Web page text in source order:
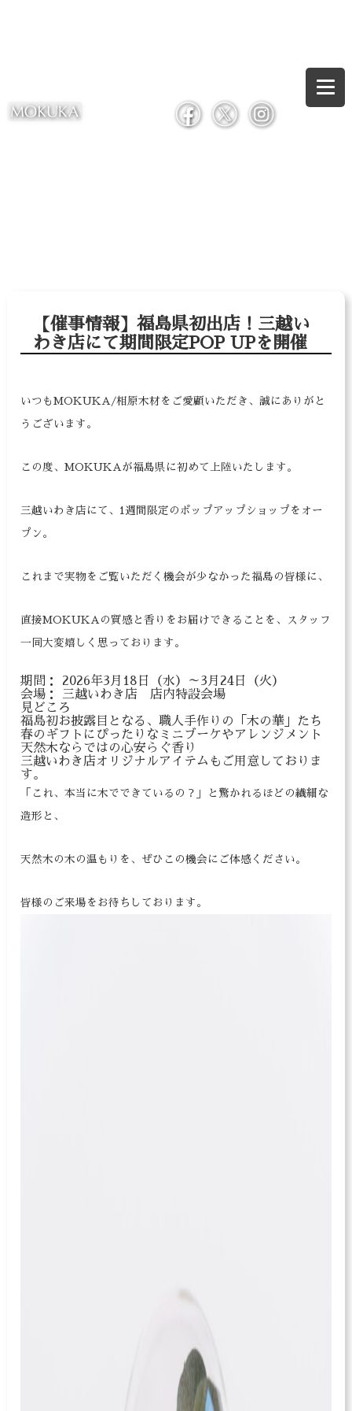
【催事情報】福島県初出店！三越い
わき店にて期間限定POP UPを開催
いつもMOKUKA/相原木材をご愛顧いただき、誠にありがと
うございます。
この度、MOKUKAが福島県に初めて上陸いたします。
三越いわき店にて、1週間限定のポップアップショップをオー
プン。
これまで実物をご覧いただく機会が少なかった福島の皆様に、
直接MOKUKAの質感と香りをお届けできることを、スタッフ
一同大変嬉しく思っております。
期間： 2026年3月18日（水）～3月24日（火）
会場： 三越いわき店 店内特設会場
見どころ
福島初お披露目となる、職人手作りの「木の華」たち
春のギフトにぴったりなミニブーケやアレンジメント
天然木ならではの心安らぐ香り
三越いわき店オリジナルアイテムもご用意しておりま
す。
「これ、本当に木でできているの？」と驚かれるほどの繊細な
造形と、
天然木の木の温もりを、ぜひこの機会にご体感ください。
皆様のご来場をお待ちしております。